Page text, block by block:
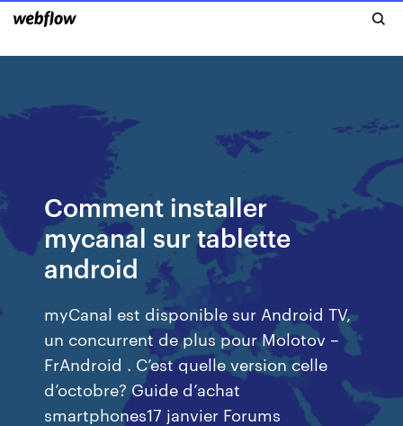
Comment installer
mycanal sur tablette
android
myCanal est disponible sur Android TV,
un concurrent de plus pour Molotov –
FrAndroid . C’est quelle version celle
d’octobre? Guide d’achat
smartphones17 janvier Forums